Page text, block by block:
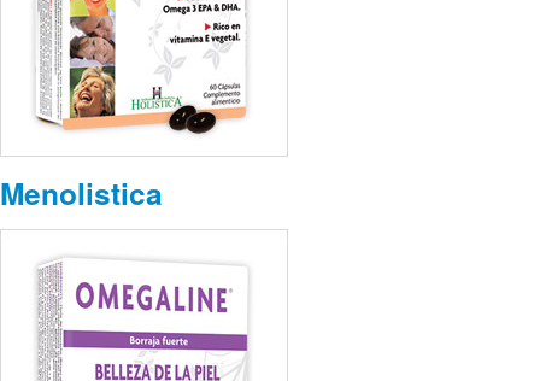
Menolistica